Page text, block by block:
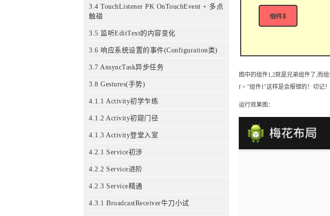
3.4 TouchListener PK OnTouchEvent + 多点
触碰
3.5 监听EditText的内容变化
3.6 响应系统设置的事件(Configuration类)
3.7 AnsyncTask异步任务
3.8 Gestures(手势)
4.1.1 Activity初学乍练
4.1.2 Activity初窥门径
4.1.3 Activity登堂入室
4.2.1 Service初涉
4.2.2 Service进阶
4.2.3 Service精通
4.3.1 BroadcastReceiver牛刀小试
图中的组件1,2就是兄弟组件了,而
f = "组件1"这样是会报错的！切记
运行效果图：